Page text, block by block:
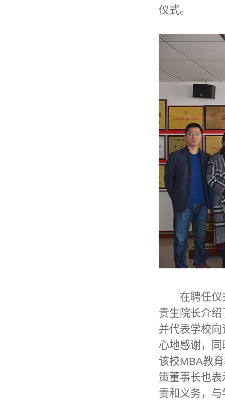
仪式。
在聘任仪式
贵生院长介
并代表学校
心地感谢，
该校MBA教
策董事长也
责和义务，